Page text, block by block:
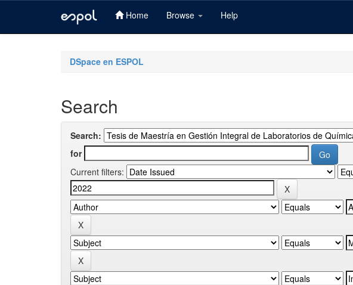
Home Browse Help
DSpace en ESPOL
Search
Search:
for
Current filters: